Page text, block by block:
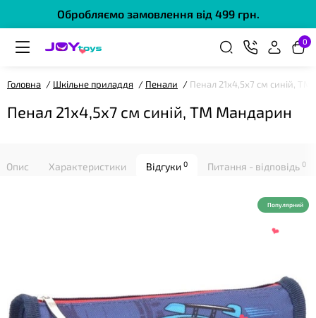
Обробляємо замовлення від 499 грн.
0
Головна Шкільне приладдя Пенали Пенал 21х4,5х7 см синій,
Пенал 21х4,5х7 см синій, ТМ Мандарин
Опис Характеристики Відгуки 0 Питання - відповідь 0
Популярний
❤